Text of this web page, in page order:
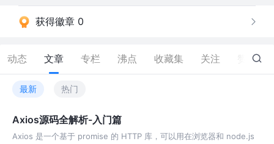
获得徽章 0
动态 文章 专栏 沸点 收藏集 关注 94
最新 热门
Axios源码全解析-入门篇
Axios 是一个基于 promise 的 HTTP 库，可以用在浏览器和 node.js